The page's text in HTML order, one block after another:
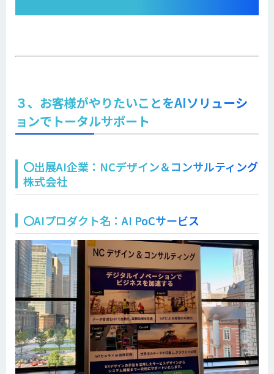
３、お客様がやりたいことをAIソリューシ
ョンでトータルサポート
〇出展AI企業：NCデザイン＆コンサルティング
株式会社
〇AIプロダクト名：AI PoCサービス